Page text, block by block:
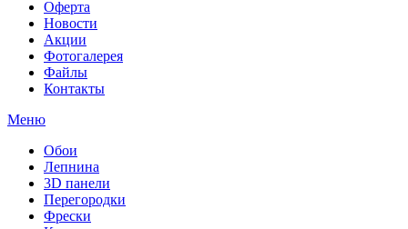
Оферта
Новости
Акции
Фотогалерея
Файлы
Контакты
Меню
Обои
Лепнина
3D панели
Перегородки
Фрески